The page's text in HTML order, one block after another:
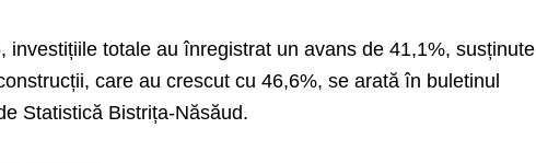
investițiile totale au înregistrat un avans de 41,1%, susținute
care au crescut cu 46,6%, se arată în buletinul
Statistică Bistrița-Năsăud.